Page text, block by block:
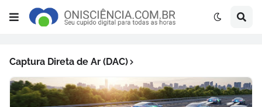
Captura Direta de Ar (DAC)